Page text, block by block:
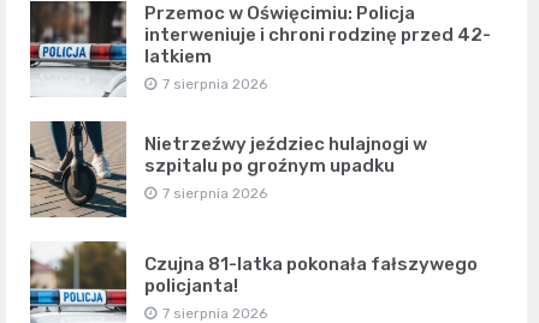
Przemoc w Oświęcimiu: Policja
interweniuje i chroni rodzinę przed 42-
latkiem
7 sierpnia 2026
Nietrzeźwy jeździec hulajnogi w
szpitalu po groźnym upadku
7 sierpnia 2026
Czujna 81-latka pokonała fałszywego
policjanta!
7 sierpnia 2026